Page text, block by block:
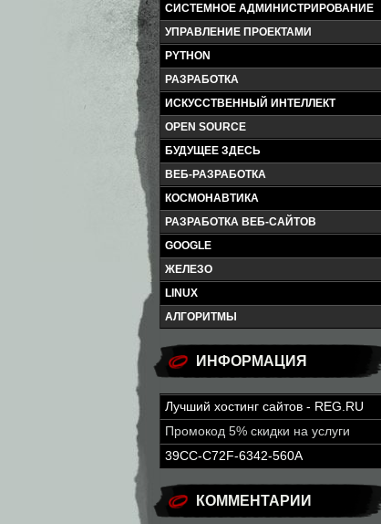
СИСТЕМНОЕ АДМИНИСТРИРОВАНИЕ
УПРАВЛЕНИЕ ПРОЕКТАМИ
PYTHON
РАЗРАБОТКА
ИСКУССТВЕННЫЙ ИНТЕЛЛЕКТ
OPEN SOURCE
БУДУЩЕЕ ЗДЕСЬ
ВЕБ-РАЗРАБОТКА
КОСМОНАВТИКА
РАЗРАБОТКА ВЕБ-САЙТОВ
GOOGLE
ЖЕЛЕЗО
LINUX
АЛГОРИТМЫ
ИНФОРМАЦИЯ
Лучший хостинг сайтов - REG.RU
Промокод 5% скидки на услуги
39CC-C72F-6342-560A
КОММЕНТАРИИ